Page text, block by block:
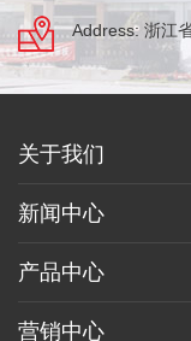
Address: 浙江
关于我们
新闻中心
产品中心
营销中心